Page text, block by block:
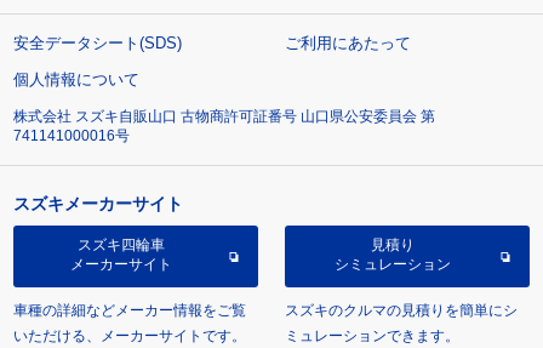
安全データシート(SDS)
ご利用にあたって
個人情報について
株式会社 スズキ自販山口 古物商許可証番号 山口県公安委員会 第
741141000016号
スズキメーカーサイト
スズキ四輪車
メーカーサイト
車種の詳細などメーカー情報をご覧
いただける、メーカーサイトです。
見積り
シミュレーション
スズキのクルマの見積りを簡単にシ
ミュレーションできます。